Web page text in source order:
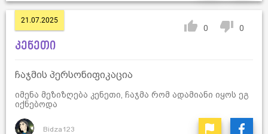
21.07.2025
0 0
კენეთი
ჩაჯმის პერსონიფიკაცია
იმენა მეზიზღება კენეთი, ჩაჯმა რომ ადამიანი იყოს ეგ
იქნებოდა
Bidza123